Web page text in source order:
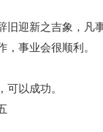
旧迎新之吉象，凡
事业会很顺利。
以成功。